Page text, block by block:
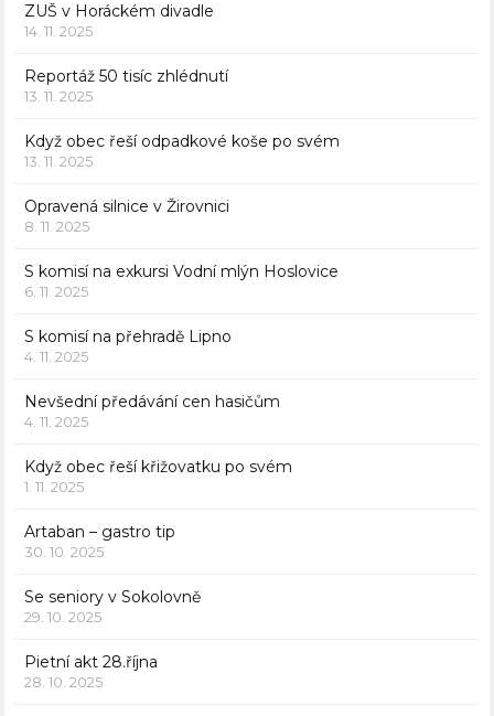
ZUŠ v Horáckém divadle
14. 11. 2025
Reportáž 50 tisíc zhlédnutí
13. 11. 2025
Když obec řeší odpadkové koše po svém
13. 11. 2025
Opravená silnice v Žirovnici
8. 11. 2025
S komisí na exkursi Vodní mlýn Hoslovice
6. 11. 2025
S komisí na přehradě Lipno
4. 11. 2025
Nevšední předávání cen hasičům
4. 11. 2025
Když obec řeší křižovatku po svém
1. 11. 2025
Artaban – gastro tip
30. 10. 2025
Se seniory v Sokolovně
29. 10. 2025
Pietní akt 28.října
28. 10. 2025